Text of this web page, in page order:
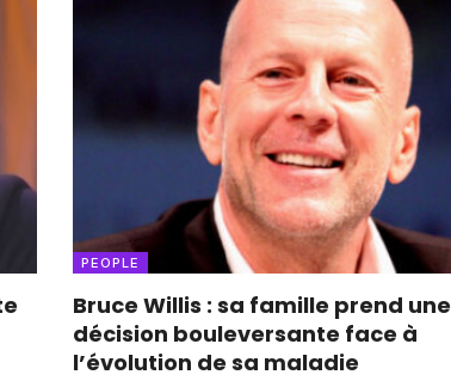
PEOPLE
Bruce Willis : sa famille prend une
décision bouleversante face à
l’évolution de sa maladie